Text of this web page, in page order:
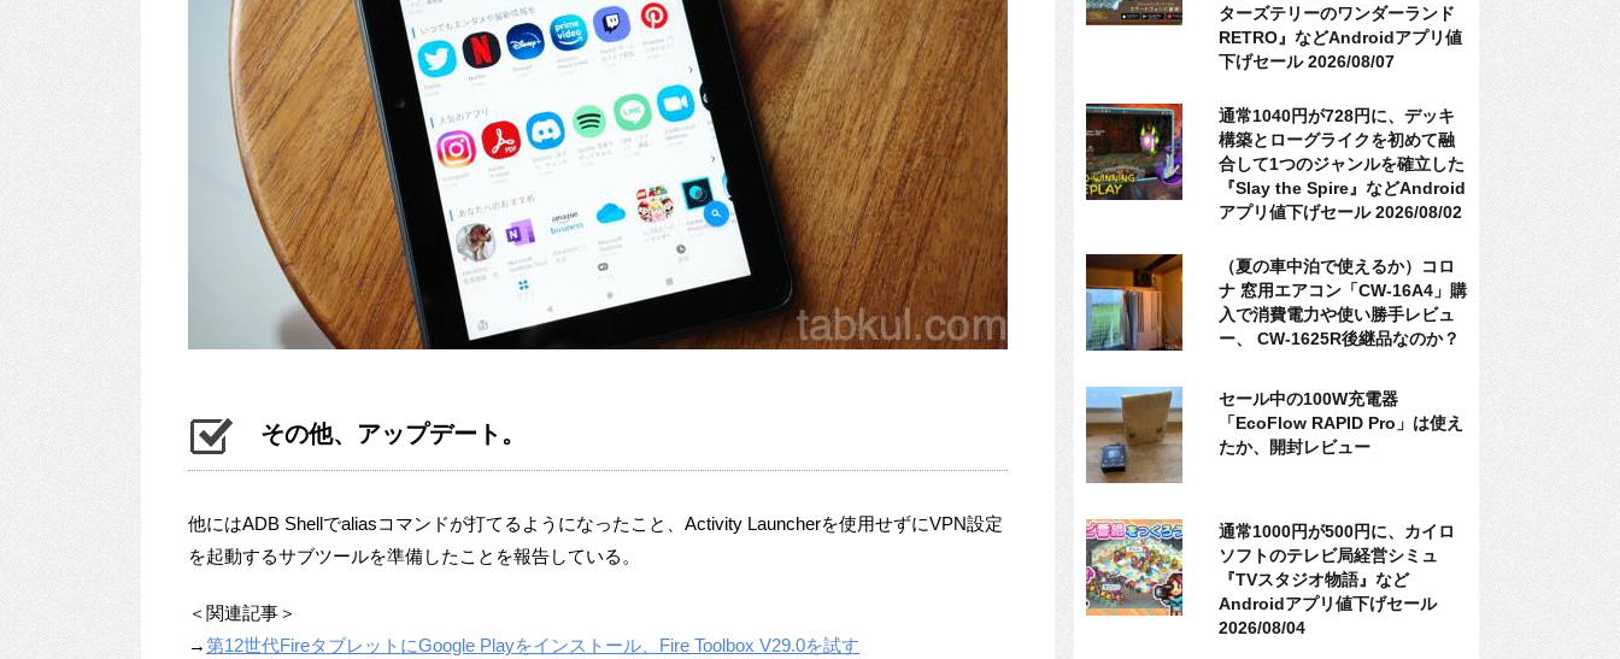
その他、アップデート。
他にはADB Shellでaliasコマンドが打てるようになったこと、Activity Launcherを使用せずにVPN設定
を起動するサブツールを準備したことを報告している。
＜関連記事＞
→第12世代FireタブレットにGoogle Playをインストール、Fire Toolbox V29.0を試す
ターズテリーのワンダーランド
RETRO』などAndroidアプリ値
下げセール 2026/08/07
通常1040円が728円に、デッキ
構築とローグライクを初めて融
合して1つのジャンルを確立した
『Slay the Spire』などAndroid
アプリ値下げセール 2026/08/02
（夏の車中泊で使えるか）コロ
ナ 窓用エアコン「CW-16A4」購
入で消費電力や使い勝手レビュ
ー、 CW-1625R後継品なのか？
セール中の100W充電器
「EcoFlow RAPID Pro」は使え
たか、開封レビュー
通常1000円が500円に、カイロ
ソフトのテレビ局経営シミュ
『TVスタジオ物語』など
Androidアプリ値下げセール
2026/08/04